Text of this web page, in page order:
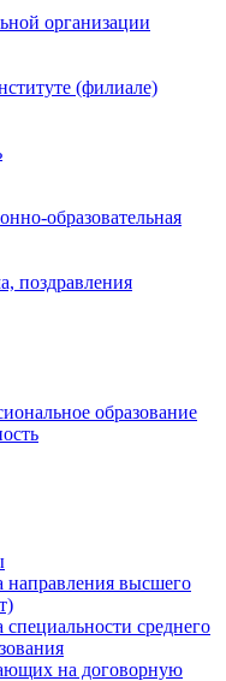
организации
(филиале)
образовательная
поздравления
образование
высшего
среднего
на договорную